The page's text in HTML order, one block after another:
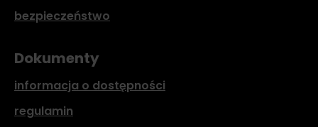
bezpieczeństwo
Dokumenty
informacja o dostępności
regulamin